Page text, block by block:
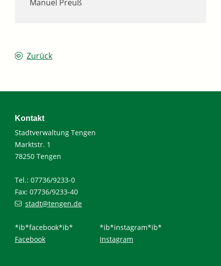
Manuel Preuß
Zurück
Kontakt
Stadtverwaltung Tengen
Marktstr. 1
78250 Tengen
Tel.: 07736/9233-0
Fax: 07736/9233-40
stadt@tengen.de
*ib*facebook*ib*
Facebook
*ib*instagram*ib*
Instagram